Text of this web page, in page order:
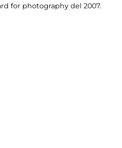
for photography del 2007.